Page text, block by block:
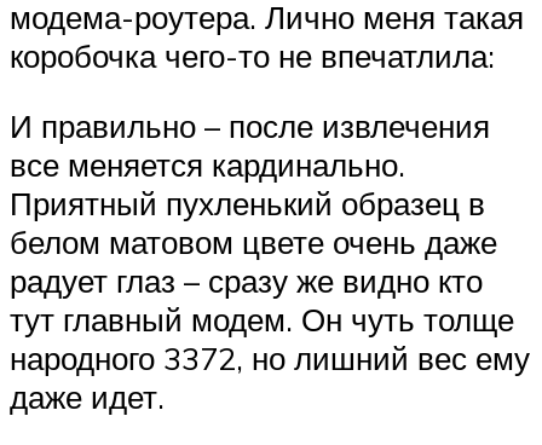
модема-роутера. Лично меня такая
коробочка чего-то не впечатлила:
И правильно – после извлечения
все меняется кардинально.
Приятный пухленький образец в
белом матовом цвете очень даже
радует глаз – сразу же видно кто
тут главный модем. Он чуть толще
народного 3372, но лишний вес ему
даже идет.